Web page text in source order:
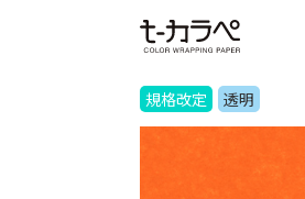
規格改定 透明